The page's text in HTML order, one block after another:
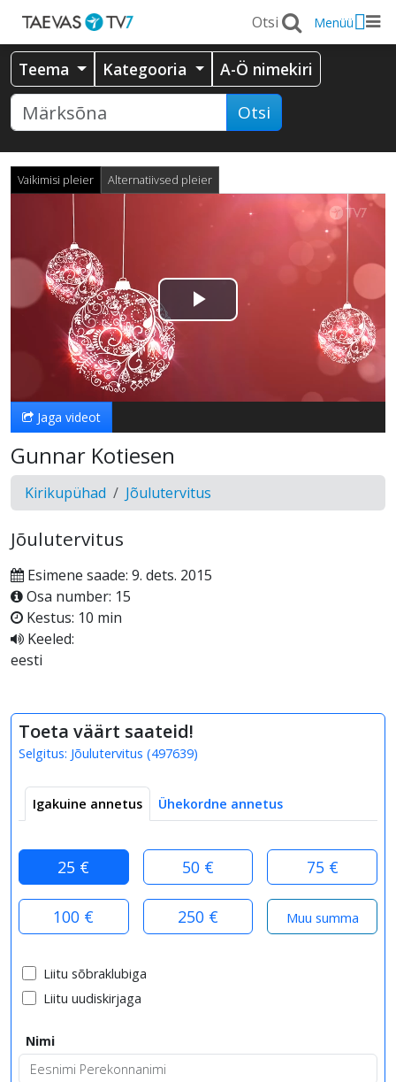
Menüü
Teema Kategooria A-Ö nimekiri
Otsi
Vaikimisi pleier Alternatiivsed pleier
Esita
Jaga videot
Gunnar Kotiesen
Kirikupühad Jõulutervitus
Jõulutervitus
Esimene saade: 9. dets. 2015
Osa number: 15
Kestus: 10 min
Keeled:
eesti
Toeta väärt saateid!
Selgitus: Jõulutervitus (497639)
Igakuine annetus Ühekordne annetus
25 € 50 € 75 €
100 € 250 €
Liitu sõbraklubiga
Liitu uudiskirjaga
Nimi